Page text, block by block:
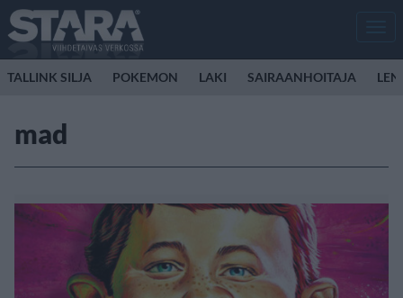
TALLINK SILJA POKEMON LAKI SAIRAANHOITAJA
mad